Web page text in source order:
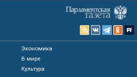
Экономика
В мире
Культура